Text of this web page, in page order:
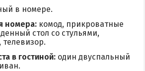
в номере.
номера: комод, прикроватные
стол со стульями,
в гостиной: один двуспальный